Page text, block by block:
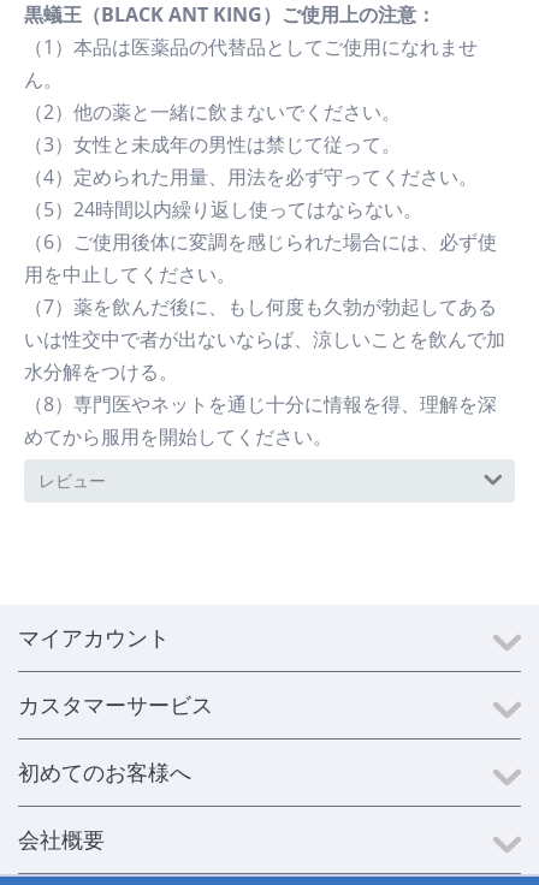
黒蟻王（BLACK ANT KING）ご使用上の注意：
（1）本品は医薬品の代替品としてご使用になれませ
ん。
（2）他の薬と一緒に飲まないでください。
（3）女性と未成年の男性は禁じて従って。
（4）定められた用量、用法を必ず守ってください。
（5）24時間以内繰り返し使ってはならない。
（6）ご使用後体に変調を感じられた場合には、必ず使
用を中止してください。
（7）薬を飲んだ後に、もし何度も久勃が勃起してある
いは性交中で者が出ないならば、涼しいことを飲んで加
水分解をつける。
（8）専門医やネットを通じ十分に情報を得、理解を深
めてから服用を開始してください。
レビュー
マイアカウント
カスタマーサービス
初めてのお客様へ
会社概要